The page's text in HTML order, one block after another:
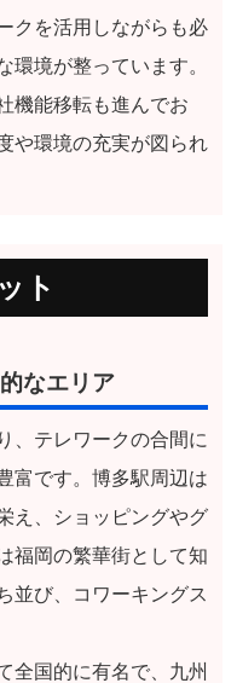
クを活用しながらも必
環境が整っています。
機能移転も進んでお
や環境の充実が図られ
ト
なエリア
、テレワークの合間に
富です。博多駅周辺は
え、ショッピングやグ
福岡の繁華街として知
並び、コワーキングス
全国的に有名で、九州